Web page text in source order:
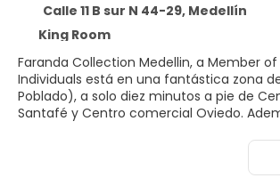
Calle 11 B sur N 44-29, Medellín
King Room
Faranda Collection Medellin, a Member of
Individuals está en una fantástica zona
Poblado), a solo diez minutos a pie de
Santafé y Centro comercial Oviedo. Además, este hotel